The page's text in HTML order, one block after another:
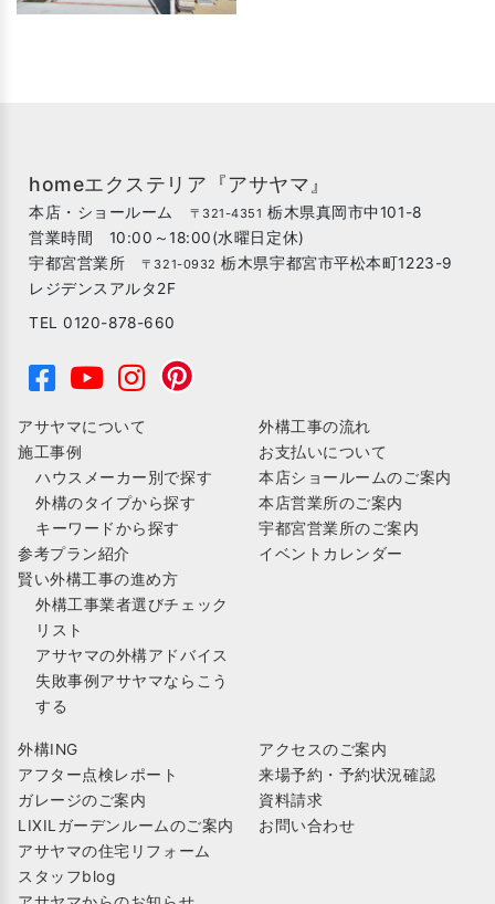
homeエクステリア『アサヤマ』
本店・ショールーム 〒321-4351 栃木県真岡市中101-8
営業時間 10:00～18:00(水曜日定休)
宇都宮営業所 〒321-0932 栃木県宇都宮市平松本町1223-9
レジデンスアルタ2F
TEL 0120-878-660
アサヤマについて
施工事例
ハウスメーカー別で探す
外構のタイプから探す
キーワードから探す
参考プラン紹介
賢い外構工事の進め方
外構工事業者選びチェック
リスト
アサヤマの外構アドバイス
失敗事例アサヤマならこう
する
外構工事の流れ
お支払いについて
本店ショールームのご案内
本店営業所のご案内
宇都宮営業所のご案内
イベントカレンダー
外構ING
アフター点検レポート
ガレージのご案内
LIXILガーデンルームのご案内
アサヤマの住宅リフォーム
スタッフblog
アクセスのご案内
来場予約・予約状況確認
資料請求
お問い合わせ